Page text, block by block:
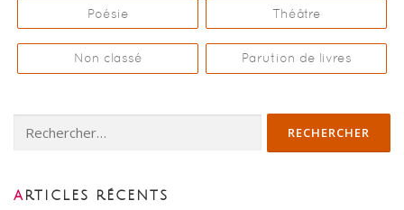
Poésie Théâtre
Non classé Parution de livres
ARTICLES RÉCENTS